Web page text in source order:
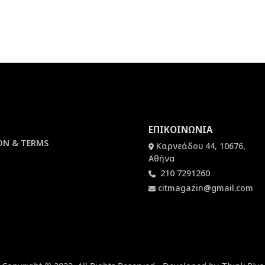
& TERMS
ΕΠΙΚΟΙΝΩΝΙΑ
Καρνεάδου 44, 10676,
Αθήνα
210 7291260
citmagazin@gmail.com